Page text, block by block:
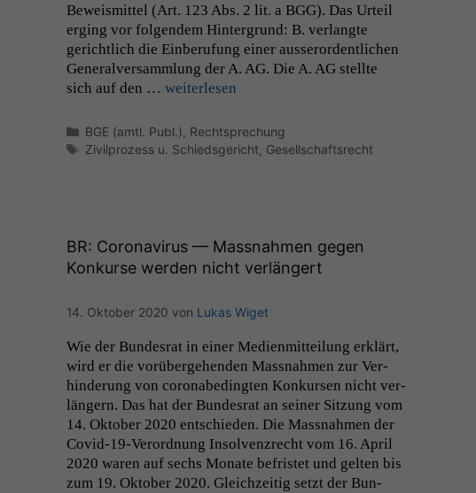
Beweis­mit­tel (Art. 123 Abs. 2 lit. a BGG). Das Urteil
erg­ing vor fol­gen­dem Hin­ter­grund: B. ver­langte
gerichtlich die Ein­beru­fung ein­er ausseror­dentlichen
Gen­er­alver­samm­lung der A. AG. Die A. AGstellte
sich auf den … weit­er­lesen
Kategorien
BGE (amtl. Publ.) Rechtsprechung
Schlagwörter
Zivilprozess u. Schiedsgericht Gesellschaftsrecht
BR: Coronavirus — Massnahmen gegen
Konkurse werden nicht verlängert
14. Oktober 2020 von Lukas Wiget
Wie der Bun­desrat in ein­er Medi­en­mit­teilung erk­lärt,
wird er die vorüberge­hen­den Mass­nah­men zur Ver­
hin­derung von coro­n­abe­d­ingten Konkursen nicht ver­
längern. Das hat der Bun­desrat an sein­er Sitzung vom
14. Okto­ber 2020 entsch­ieden. Die Mass­nah­men der
Covid-19-Verord­­nung Insol­ven­zrecht vom 16. April
2020 waren auf sechs Monate befris­tet und gel­ten bis
zum 19. Okto­ber 2020. Gle­ichzeit­ig set­zt der Bun­